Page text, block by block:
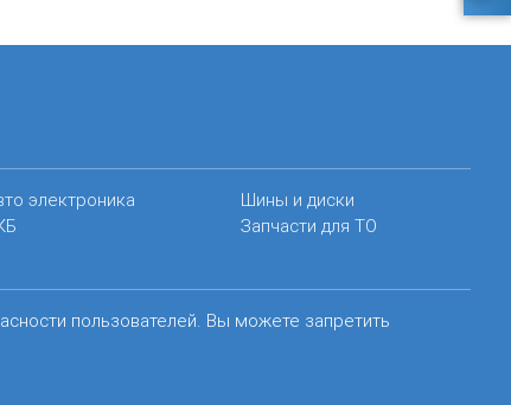
электроника
Шины и диски
Запчасти для ТО
пользователей. Вы можете запретить